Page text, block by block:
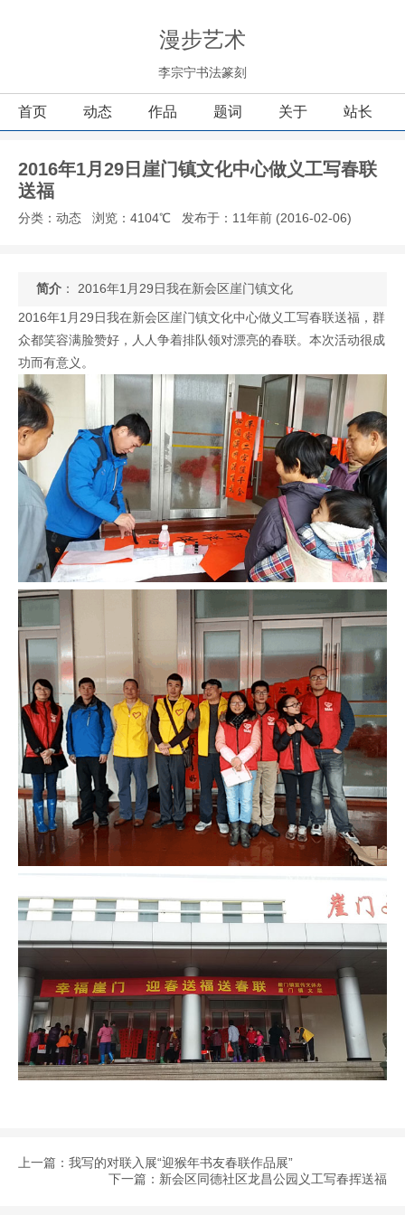
漫步艺术
李宗宁书法篆刻
首页 动态 作品 题词 关于 站长
2016年1月29日崖门镇文化中心做义工​写春联
送福
分类：动态 浏览：4104℃ 发布于：11年前 (2016-02-06)
简介 ： 2016年1月29日我在新会区崖门镇文化
2016年1月29日我在新会区崖门镇文化中心做义工写春联送福，群
众都笑容满脸赞好，人人争着排队领对漂亮的春联。本次活动很成
功而有意义。
上一篇： 我写的对联入展“迎猴年书友春联作品展”
下一篇： 新会区同德社区龙昌公园义工写春挥送福